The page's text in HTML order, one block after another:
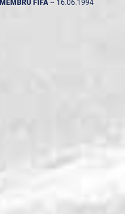
MEMBRU FIFA -- 16.06.1994